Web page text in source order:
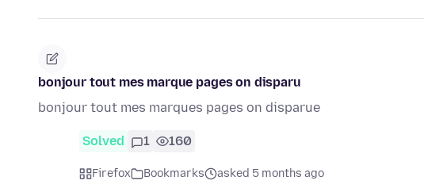
bonjour tout mes marque pages on disparu
bonjour tout mes marques pages on disparue
Solved 1 160
Firefox Bookmarks asked 5 months ago